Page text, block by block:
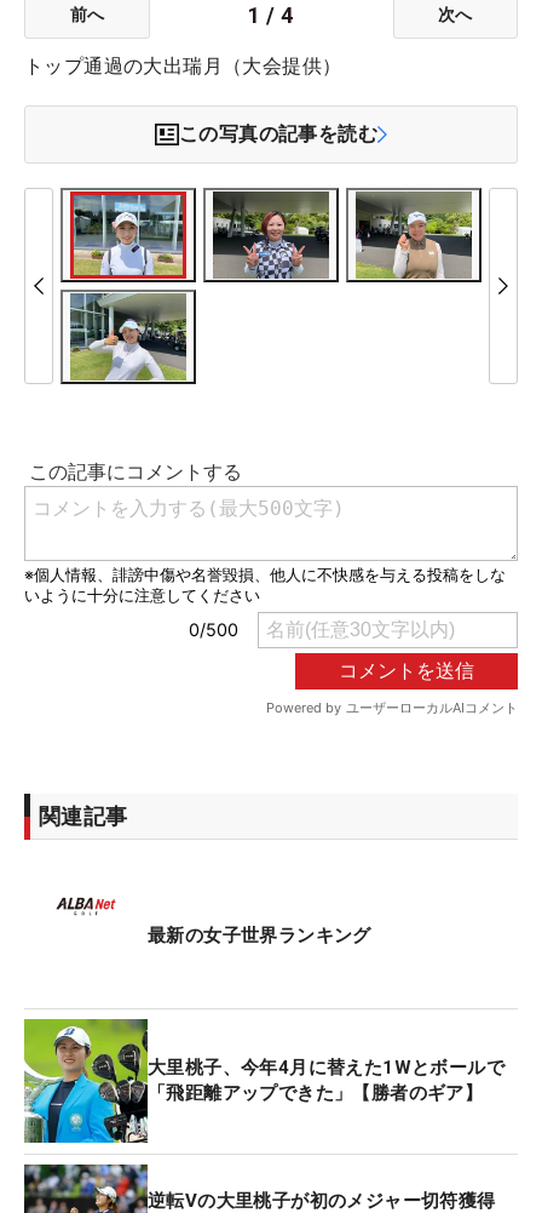
前へ 1 /4 次へ
トップ通過の大出瑞月（大会提供）
この写真の記事を読む
関連記事
最新の女子世界ランキング
大里桃子、今年4月に替えた1Wとボールで
「飛距離アップできた」【勝者のギア】
逆転Vの大里桃子が初のメジャー切符獲得